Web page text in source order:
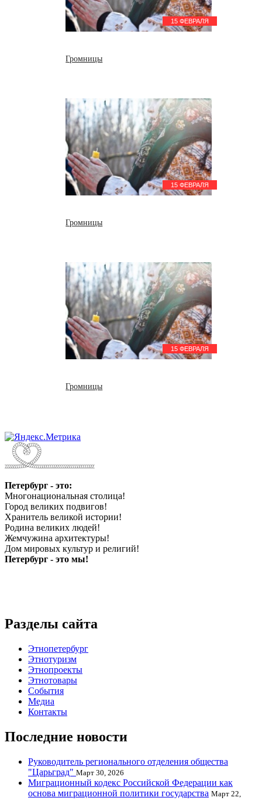
15 ФЕВРАЛЯ
Громницы
15 ФЕВРАЛЯ
Громницы
15 ФЕВРАЛЯ
Громницы
Петербург - это:
Многонациональная столица!
Город великих подвигов!
Хранитель великой истории!
Родина великих людей!
Жемчужина архитектуры!
Дом мировых культур и религий!
Петербург - это мы!
Разделы сайта
Этнопетербург
Этнотуризм
Этнопроекты
Этнотовары
События
Медиа
Контакты
Последние новости
Руководитель регионального отделения общества
"Царьград" Март 30, 2026
Миграционный кодекс Российской Федерации как
основа миграционной политики государства Март 22,